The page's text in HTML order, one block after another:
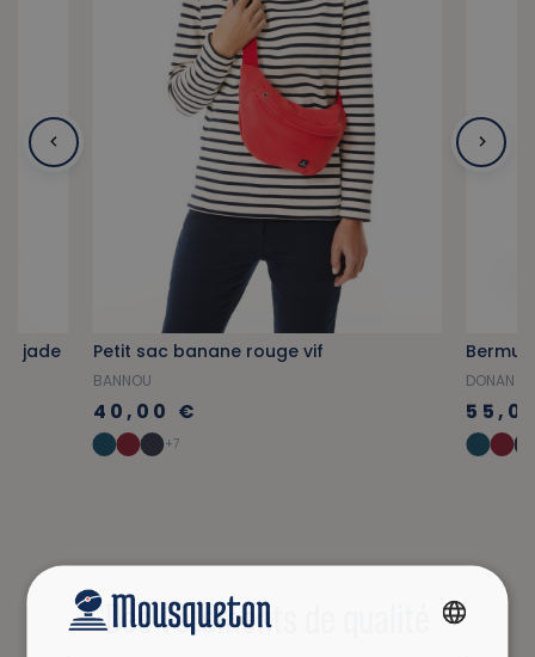
jade Petit sac banane rouge vif
BANNOU
40,00 €
+7
DONAN
Des vêtements de qualité